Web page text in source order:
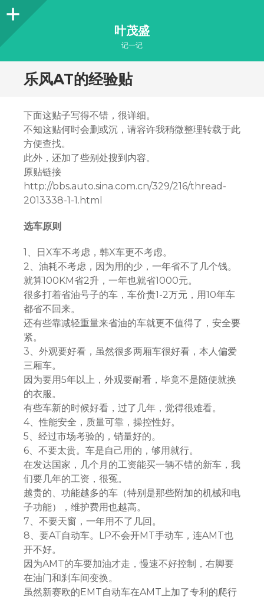
Sidebar
叶茂盛
记一记
乐风AT的经验贴
下面这贴子写得不错，很详细。
不知这贴何时会删或沉，请容许我稍微整理转载于此
方便查找。
此外，还加了些别处搜到内容。
原贴链接
http://bbs.auto.sina.com.cn/329/216/thread-
2013338-1-1.html
选车原则
1、日X车不考虑，韩X车更不考虑。
2、油耗不考虑，因为用的少，一年省不了几个钱。
就算100KM省2升，一年也就省1000元。
很多打着省油号子的车，车价贵1-2万元，用10年车
都省不回来。
还有些靠减轻重量来省油的车就更不值得了，安全要
紧。
3、外观要好看，虽然很多两厢车很好看，本人偏爱
三厢车。
因为要用5年以上，外观要耐看，毕竟不是随便就换
的衣服。
有些车新的时候好看，过了几年，觉得很难看。
4、性能安全，质量可靠，操控性好。
5、经过市场考验的，销量好的。
6、不要太贵。车是自己用的，够用就行。
在发达国家，几个月的工资能买一辆不错的新车，我
们要几年的工资，很冤。
越贵的、功能越多的车（特别是那些附加的机械和电
子功能），维护费用也越高。
7、不要天窗，一年用不了几回。
8、要AT自动车。LP不会开MT手动车，连AMT也
开不好。
因为AMT的车要加油才走，慢速不好控制，右脚要
在油门和刹车间变换。
虽然新赛欧的EMT自动车在AMT上加了专利的爬行